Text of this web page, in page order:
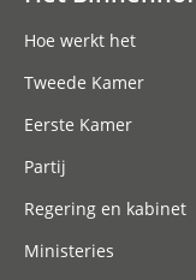
Hoe werkt het
Tweede Kamer
Eerste Kamer
Partij
Regering en kabinet
Ministeries